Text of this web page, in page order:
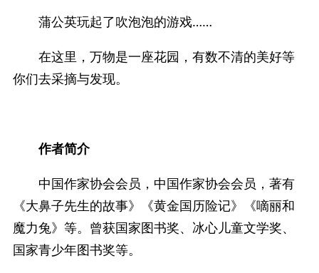
蒲公英玩起了吹泡泡的游戏……
在这里，万物是一座花园，有数不清的美好等
你们去采摘与发现。
作者简介
中国作家协会会员，中国作家协会会员，著有
《大鼻子先生的故事》《黄金国历险记》《嘀丽和
魔力兔》等。曾获国家图书奖、冰心儿童文学奖、
国家青少年图书奖等。